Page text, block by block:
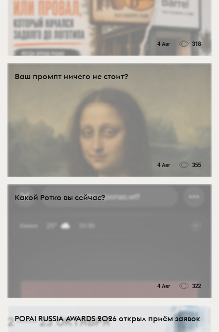
4 Авг 318
Ваш промпт ничего не стоит?
4 Авг 355
Какой Ротко вы сейчас?
4 Авг 322
POPAI RUSSIA AWARDS 2026 открыл приём заявок